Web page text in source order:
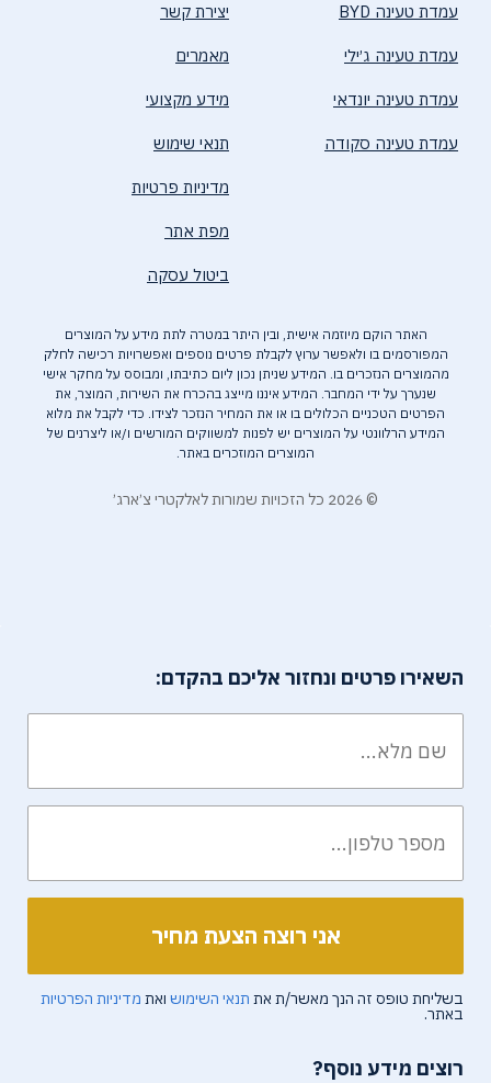
עמדת טעינה BYD
עמדת טעינה ג׳ילי
עמדת טעינה יונדאי
עמדת טעינה סקודה
יצירת קשר
מאמרים
מידע מקצועי
תנאי שימוש
מדיניות פרטיות
מפת אתר
ביטול עסקה
האתר הוקם מיוזמה אישית, ובין היתר במטרה לתת מידע על המוצרים
המפורסמים בו ולאפשר ערוץ לקבלת פרטים נוספים ואפשרויות רכישה לחלק
מהמוצרים הנזכרים בו. המידע שניתן נכון ליום כתיבתו, ומבוסס על מחקר אישי
שנערך על ידי המחבר. המידע איננו מייצג בהכרח את השירות, המוצר, את
הפרטים הטכניים הכלולים בו או את המחיר הנזכר לצידו. כדי לקבל את מלוא
המידע הרלוונטי על המוצרים יש לפנות למשווקים המורשים ו/או ליצרנים של
המוצרים המוזכרים באתר.
© 2026 כל הזכויות שמורות לאלקטרי צ׳ארג׳
השאירו פרטים ונחזור אליכם בהקדם:
בשליחת טופס זה הנך מאשר/ת את תנאי השימוש ואת מדיניות הפרטיות
באתר.
רוצים מידע נוסף?